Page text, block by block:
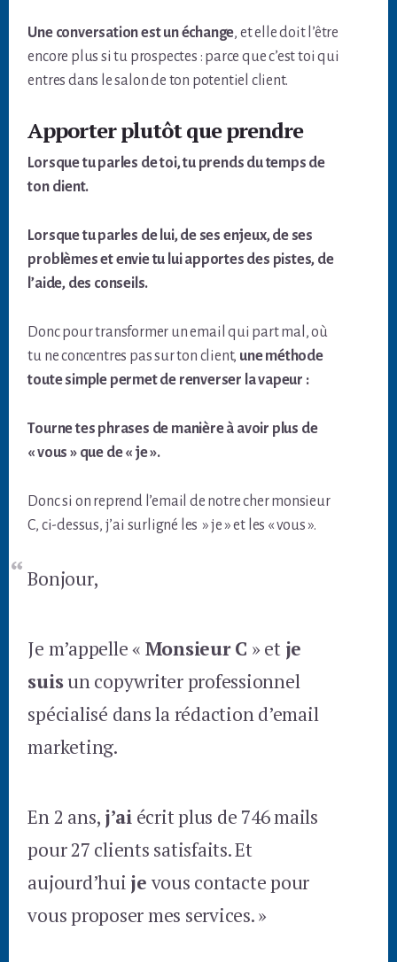
Une conversation est un échange, et elle doit l’être
encore plus si tu prospectes : parce que c’est toi qui
entres dans le salon de ton potentiel client.
Apporter plutôt que prendre
Lorsque tu parles de toi, tu prends du temps de
ton client.
Lorsque tu parles de lui, de ses enjeux, de ses
problèmes et envie tu lui apportes des pistes, de
l’aide, des conseils.
Donc pour transformer un email qui part mal, où
tu ne concentres pas sur ton client, une méthode
toute simple permet de renverser la vapeur :
Tourne tes phrases de manière à avoir plus de
« vous » que de « je ».
Donc si on reprend l’email de notre cher monsieur
C, ci-dessus, j’ai surligné les » je » et les « vous ».
Bonjour,
Je m’appelle « Monsieur C » et je
suisun copywriter professionnel
spécialisé dans la rédaction d’email
marketing.
En 2 ans, j’aiécrit plus de 746 mails
pour 27 clients satisfaits. Et
aujourd’hui je vous contacte pour
vous proposer mes services. »